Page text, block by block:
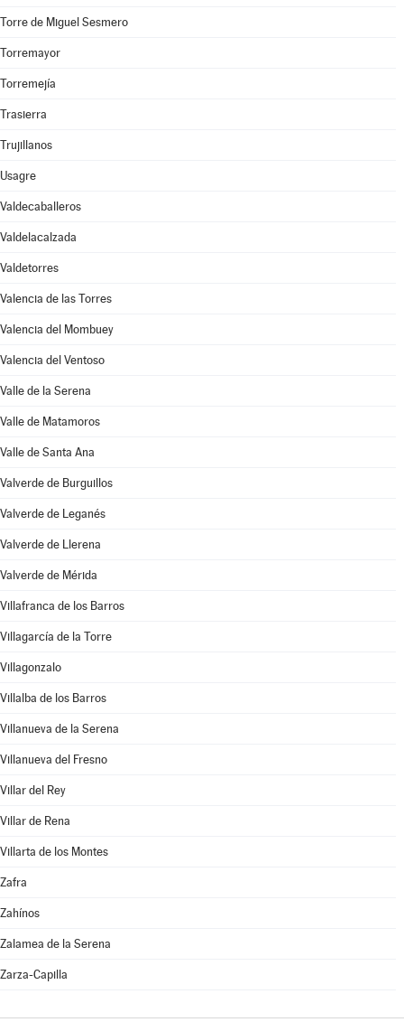
Torre de Miguel Sesmero
Torremayor
Torremejía
Trasierra
Trujillanos
Usagre
Valdecaballeros
Valdelacalzada
Valdetorres
Valencia de las Torres
Valencia del Mombuey
Valencia del Ventoso
Valle de la Serena
Valle de Matamoros
Valle de Santa Ana
Valverde de Burguillos
Valverde de Leganés
Valverde de Llerena
Valverde de Mérida
Villafranca de los Barros
Villagarcía de la Torre
Villagonzalo
Villalba de los Barros
Villanueva de la Serena
Villanueva del Fresno
Villar del Rey
Villar de Rena
Villarta de los Montes
Zafra
Zahínos
Zalamea de la Serena
Zarza-Capilla